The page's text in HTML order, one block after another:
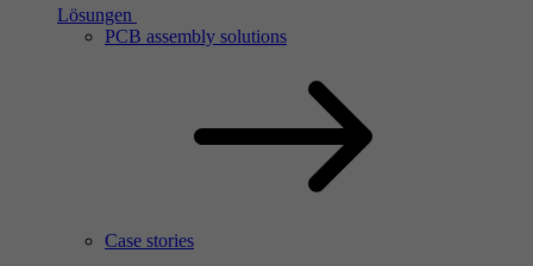
Lösungen
PCB assembly solutions
Case stories